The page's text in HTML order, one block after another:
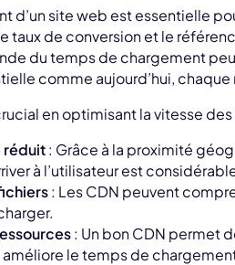
d’un site web est essentielle
taux de conversion et le
du temps de chargement
comme aujourd’hui,
en optimisant la vitesse
réduit: Grâce à la proximité
à l’utilisateur est
: Les CDN peuvent
: Un bon CDN permet
améliore le temps de